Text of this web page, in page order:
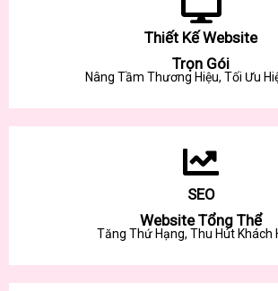
Thiết Kế Website
Trọn Gói
Nâng Tầm Thương Hiệu, Tối Ưu
SEO
Website Tổng Thể
Tăng Thứ Hạng, Thu Hút Khách